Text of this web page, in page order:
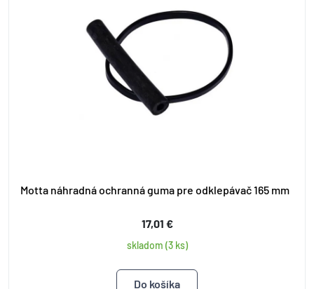
Motta náhradná ochranná guma pre odklepávač 165 mm
17,01 €
skladom (3 ks)